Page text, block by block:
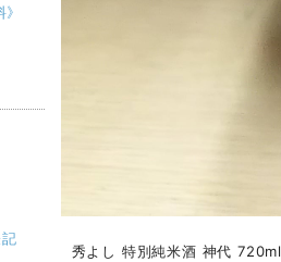
秀よし 特別純米酒 神代 720ml